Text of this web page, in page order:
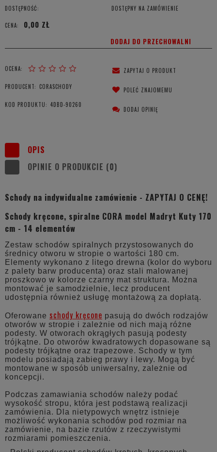
DOSTĘPNOŚĆ: DOSTĘPNY NA ZAMÓWIENIE
CENA: 0,00 ZŁ
DODAJ DO PRZECHOWALNI
OCENA:
PRODUCENT: CORASCHODY
KOD PRODUKTU: 4DBD-90260
ZAPYTAJ O PRODUKT
POLEĆ ZNAJOMEMU
DODAJ OPINIĘ
OPIS
OPINIE O PRODUKCIE (0)
Schody na indywidualne zamówienie - ZAPYTAJ O CENĘ!
Schody kręcone, spiralne CORA model Madryt Kuty 170
cm - 14 elementów
Zestaw schodów spiralnych przystosowanych do
średnicy otworu w stropie o wartości 180 cm.
Elementy wykonano z litego drewna (kolor do wyboru
z palety barw producenta) oraz stali malowanej
proszkowo w kolorze czarny mat struktura. Można
montować je samodzielnie, lecz producent
udostępnia również usługę montażową za dopłatą.
Oferowane schody kręcone pasują do dwóch rodzajów
otworów w stropie i zależnie od nich mają różne
podesty. W otworach okrągłych pasują podesty
trójkątne. Do otworów kwadratowych dopasowane są
podesty trójkątne oraz trapezowe. Schody w tym
modelu posiadają zabieg prawy i lewy. Mogą być
montowane w sposób uniwersalny, zależnie od
koncepcji.
Podczas zamawiania schodów należy podać
wysokość stropu, która jest podstawą realizacji
zamówienia. Dla nietypowych wnętrz istnieje
możliwość wykonania schodów pod rozmiar na
zamówienie, na bazie rzutów z rzeczywistymi
rozmiarami pomieszczenia.